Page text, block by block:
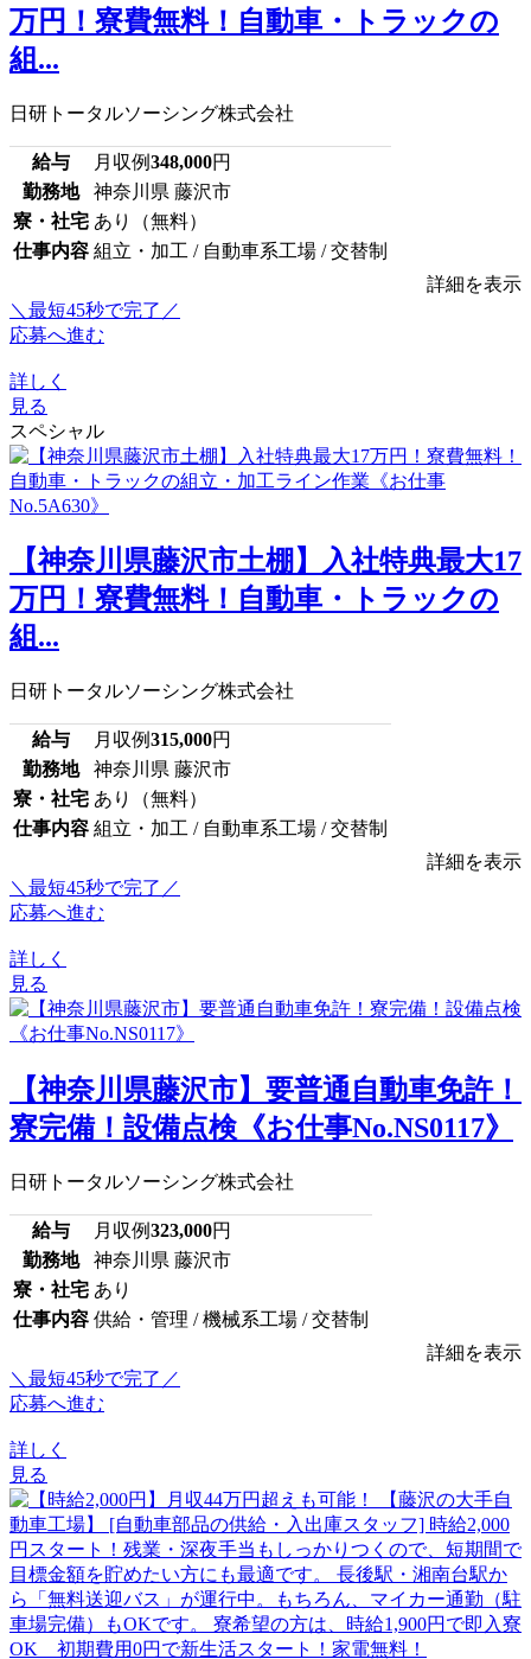
万円！寮費無料！自動車・トラックの
組...
日研トータルソーシング株式会社
給与 月収例348,000円
勤務地
神奈川県 藤沢市
寮・社宅 あり（無料）
仕事内容 組立・加工 / 自動車系工場 / 交替制
詳細を表示
＼最短45秒で完了／
応募へ進む
詳しく
見る
スペシャル
【神奈川県藤沢市土棚】入社特典最大17
万円！寮費無料！自動車・トラックの
組...
日研トータルソーシング株式会社
給与 月収例315,000円
勤務地
神奈川県 藤沢市
寮・社宅 あり（無料）
仕事内容 組立・加工 / 自動車系工場 / 交替制
詳細を表示
＼最短45秒で完了／
応募へ進む
詳しく
見る
【神奈川県藤沢市】要普通自動車免許！
寮完備！設備点検《お仕事No.NS0117》
日研トータルソーシング株式会社
給与 月収例323,000円
勤務地
神奈川県 藤沢市
寮・社宅 あり
仕事内容 供給・管理 / 機械系工場 / 交替制
詳細を表示
＼最短45秒で完了／
応募へ進む
詳しく
見る